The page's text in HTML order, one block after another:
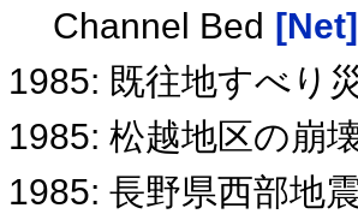
Channel Bed [Net]
1985: 既往地すべり
1985: 松越地区の崩
1985: 長野県西部地